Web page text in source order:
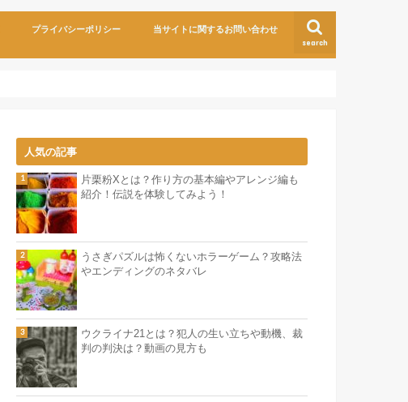
search
プライバシーポリシー 当サイトに関するお問い合わせ
人気の記事
片栗粉Xとは？作り方の基本編やアレンジ編も
紹介！伝説を体験してみよう！
うさぎパズルは怖くないホラーゲーム？攻略法
やエンディングのネタバレ
ウクライナ21とは？犯人の生い立ちや動機、裁
判の判決は？動画の見方も